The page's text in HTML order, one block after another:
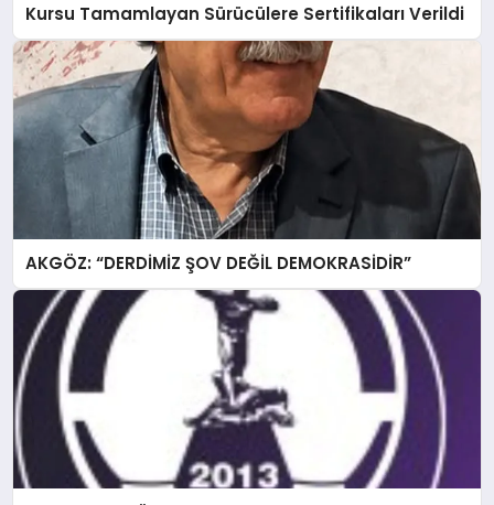
Kursu Tamamlayan Sürücülere Sertifikaları Verildi
AKGÖZ: “DERDİMİZ ŞOV DEĞİL DEMOKRASİDİR”